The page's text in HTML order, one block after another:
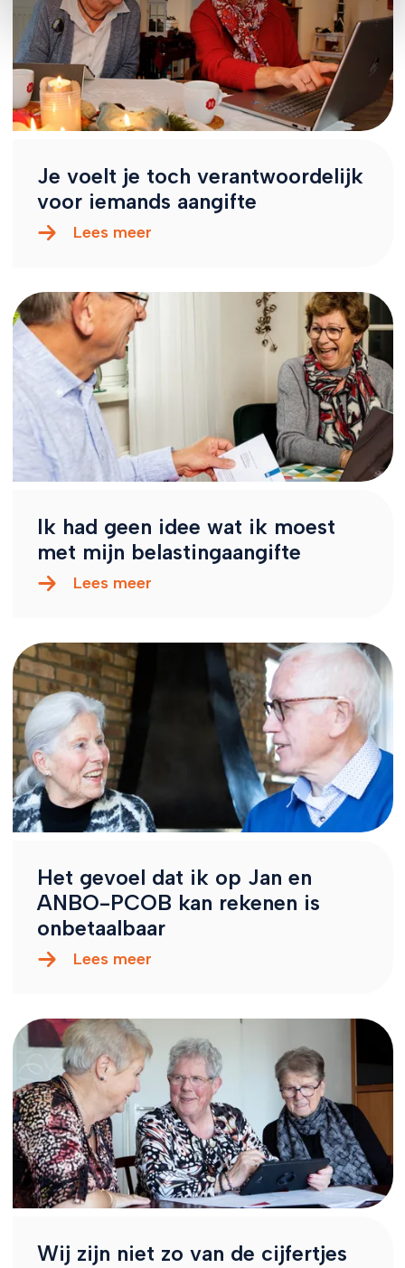
Je voelt je toch verantwoordelijk
voor iemands aangifte
Lees meer
Ik had geen idee wat ik moest
met mijn belastingaangifte
Lees meer
Het gevoel dat ik op Jan en
ANBO-PCOB kan rekenen is
onbetaalbaar
Lees meer
Wij zijn niet zo van de cijfertjes